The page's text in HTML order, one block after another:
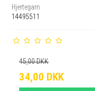
Hjertegarn
14495511
45,00 DKK
34,00 DKK